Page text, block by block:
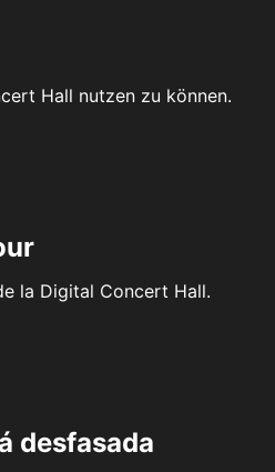
Hall nutzen zu können.
la Digital Concert Hall.
desfasada